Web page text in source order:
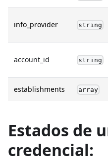
info_provider string
account_id string
establishments array
Estados de
credencial: